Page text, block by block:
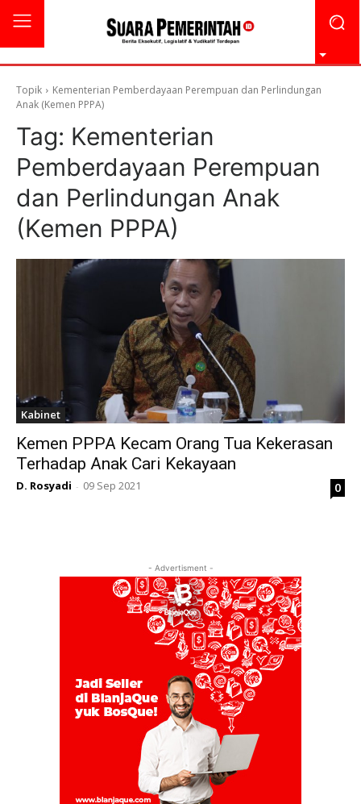
Topik
Kementerian Pemberdayaan Perempuan dan Perlindungan
Anak (Kemen PPPA)
Tag: Kementerian
Pemberdayaan Perempuan
dan Perlindungan Anak
(Kemen PPPA)
Kabinet
Kemen PPPA Kecam Orang Tua Kekerasan
Terhadap Anak Cari Kekayaan
D. Rosyadi - 09 Sep 2021 0
- Advertisment -